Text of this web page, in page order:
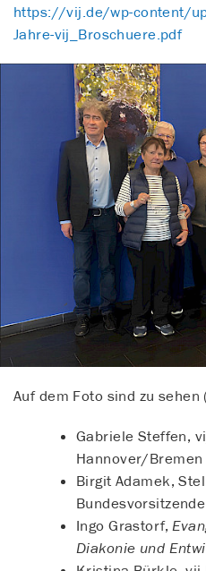
https://vij.de/wp-content/
Jahre-vij_Broschuere.pdf
Auf dem Foto sind zu
Gabriele Steffen,
Hannover/Bremen
Birgit Adamek,
Bundesvorsitzende
Ingo Grastorf,
Diakonie und